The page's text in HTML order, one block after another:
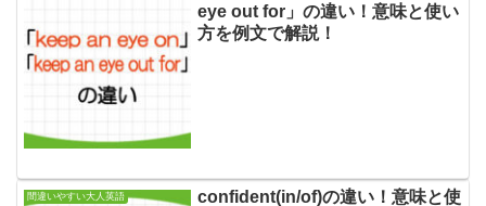
eye out for」の違い！意味と使い
方を例文で解説！
間違いやすい大人英語 confident(in/of)の違い！意味と使